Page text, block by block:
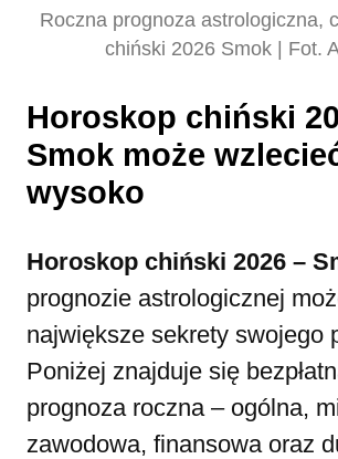
Roczna prognoza astrologiczna,
chiński 2026 Smok | Fot.
Horoskop chiński
Smok może
wysoko
Horoskop chiński 2026 –
prognozie astrologicznej
największe sekrety swojego
Poniżej znajduje się
prognoza roczna – ogólna,
zawodowa, finansowa oraz